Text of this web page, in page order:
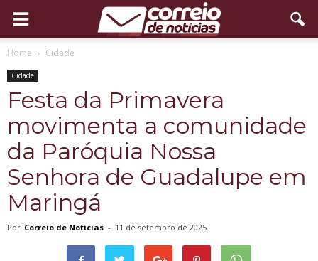
Home Cidade
Cidade
Festa da Primavera
movimenta a comunidade
da Paróquia Nossa
Senhora de Guadalupe em
Maringá
Por Correio de Notícias - 11 de setembro de 2025